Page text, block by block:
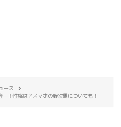
ース
！性格は？スマホの野次馬についても！